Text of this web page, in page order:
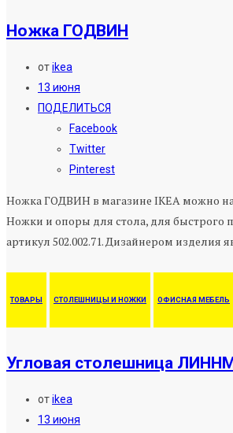
Ножка ГОДВИН
отikea
13 июня
ПОДЕЛИТЬСЯ
Facebook
Twitter
Pinterest
Ножка ГОДВИН в магазине IKEA можно
Ножки и опоры для стола, для быстрого
артикул 502.002.71. Дизайнером изделия
ТОВАРЫ СТОЛЕШНИЦЫ И НОЖКИ ОФИСНАЯ МЕБЕЛЬ
Угловая столешница
отikea
13 июня